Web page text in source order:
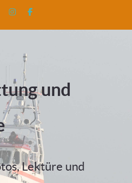
und
Lektüre und